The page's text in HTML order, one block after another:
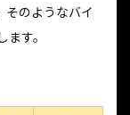
そのようなバイ
す。